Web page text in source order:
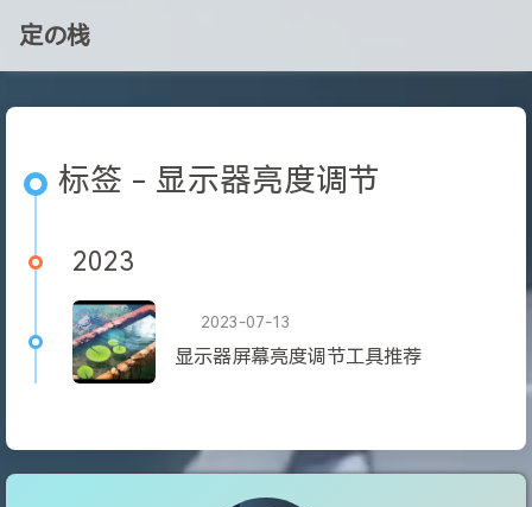
定の栈
标签 - 显示器亮度调节
2023
2023-07-13
显示器屏幕亮度调节工具推荐